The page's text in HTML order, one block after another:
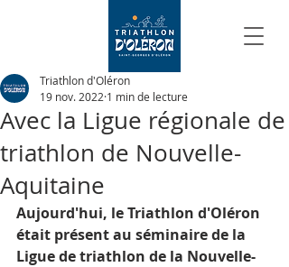
Avec la Ligue régionale de
triathlon de Nouvelle-
Aquitaine
Triathlon d'Oléron
19 nov. 2022 1 min de lecture
Aujourd'hui, le Triathlon d'Oléron
était présent au séminaire de la
Ligue de triathlon de la Nouvelle-